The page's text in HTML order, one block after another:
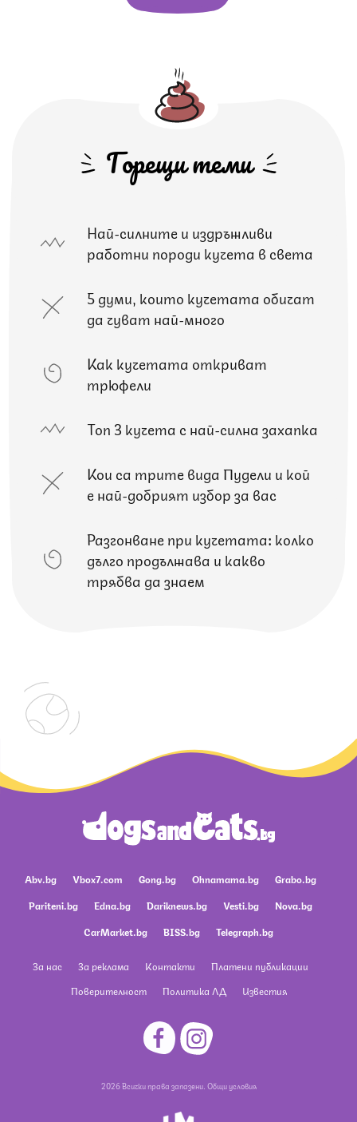
Горещи теми
Най-силните и издръжливи
работни породи кучета в света
5 думи, които кучетата обичат
да чуват най-много
Как кучетата откриват
трюфели
Топ 3 кучета с най-силна захапка
Кои са трите вида Пудели и кой
е най-добрият избор за вас
Разгонване при кучетата: колко
дълго продължава и какво
трябва да знаем
Abv.bg Vbox7.com Gong.bg Ohnamama.bg
Grabo.bg
Pariteni.bg
Edna.bg Dariknews.bg Vesti.bg
Nova.bg
CarMarket.bg
BISS.bg Telegraph.bg
За нас За реклама Контакти
Платени публикации
Поверителност
Политика ЛД Известия
2026 Всички права запазени. Общи условия